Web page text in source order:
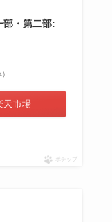
・第二部:
天市場
ポチップ